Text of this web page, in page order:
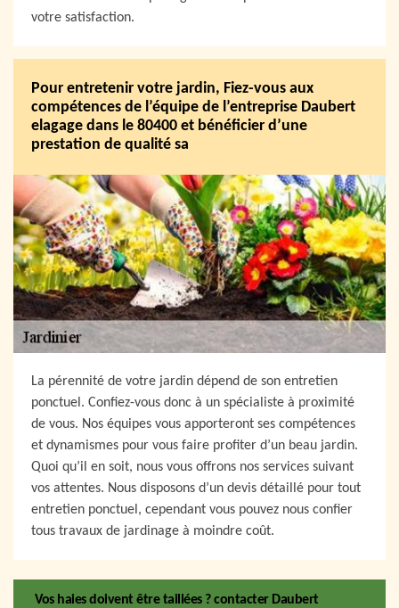
votre satisfaction.
Pour entretenir votre jardin, Fiez-vous aux
compétences de l’équipe de l’entreprise Daubert
elagage dans le 80400 et bénéficier d’une
prestation de qualité sa
La pérennité de votre jardin dépend de son entretien
ponctuel. Confiez-vous donc à un spécialiste à proximité
de vous. Nos équipes vous apporteront ses compétences
et dynamismes pour vous faire profiter d’un beau jardin.
Quoi qu’il en soit, nous vous offrons nos services suivant
vos attentes. Nous disposons d’un devis détaillé pour tout
entretien ponctuel, cependant vous pouvez nous confier
tous travaux de jardinage à moindre coût.
Vos haies doivent être taillées ? contacter Daubert